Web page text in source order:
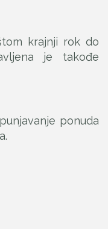
krajnji rok do
je takođe
ponuda